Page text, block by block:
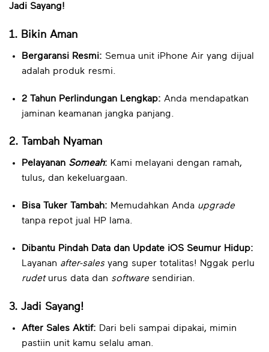
Jadi Sayang!
1. Bikin Aman
Bergaransi Resmi: Semua unit iPhone Air yang dijual
adalah produk resmi.
2 Tahun Perlindungan Lengkap: Anda mendapatkan
jaminan keamanan jangka panjang.
2. Tambah Nyaman
Pelayanan Someah: Kami melayani dengan ramah,
tulus, dan kekeluargaan.
Bisa Tuker Tambah: Memudahkan Anda upgrade
tanpa repot jual HP lama.
Dibantu Pindah Data dan Update iOS Seumur Hidup:
Layanan after-salesyang super totalitas! Nggak perlu
rudeturus data dan softwaresendirian.
3. Jadi Sayang!
After Sales Aktif: Dari beli sampai dipakai, mimin
pastiin unit kamu selalu aman.